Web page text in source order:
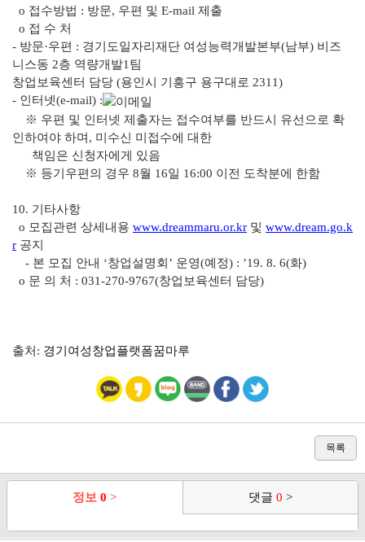
o 접수방법 : 방문, 우편 및 E-mail 제출
o 접 수 처
- 방문·우편 : 경기도일자리재단 여성능력개발본부(남부) 비즈
니스동 2층 역량개발1팀
창업보육센터 담당 (용인시 기흥구 용구대로 2311)
- 인터넷(e-mail) :
※ 우편 및 인터넷 제출자는 접수여부를 반드시 유선으로 확
인하여야 하며, 미수신 미접수에 대한
책임은 신청자에게 있음
※ 등기우편의 경우 8월 16일 16:00 이전 도착분에 한함
10. 기타사항
o 모집관련 상세내용 www.dreammaru.or.kr 및 www.dream.go.k
r 공지
- 본 모집 안내 ‘창업설명회’ 운영(예정) : ’19. 8. 6(화)
o 문 의 처 : 031-270-9767(창업보육센터 담당)
출처: 경기여성창업플랫폼꿈마루
목록
정보 0 > 댓글 0 >